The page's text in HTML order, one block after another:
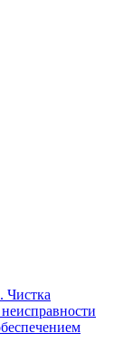
Чистка